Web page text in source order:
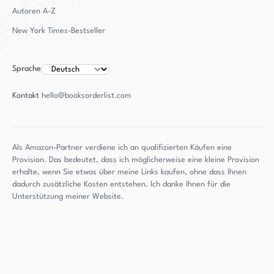
seiner Frau, zwei Söhnen und ihren Hunden Daisy
und Bosco, im Süden Kaliforniens.
Autoren A-Z
New York Times-Bestseller
Sprache
Kontakt hello@booksorderlist.com
Als Amazon-Partner verdiene ich an qualifizierten Käufen eine
Provision. Das bedeutet, dass ich möglicherweise eine kleine Provision
erhalte, wenn Sie etwas über meine Links kaufen, ohne dass Ihnen
dadurch zusätzliche Kosten entstehen. Ich danke Ihnen für die
Unterstützung meiner Website.